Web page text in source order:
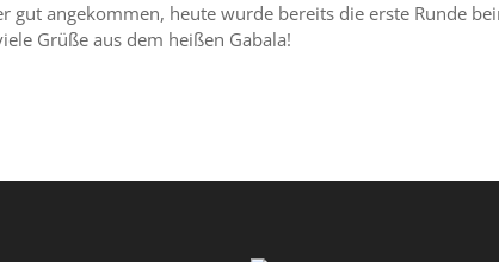
gut angekommen, heute wurde bereits die erste Runde
Grüße aus dem heißen Gabala!